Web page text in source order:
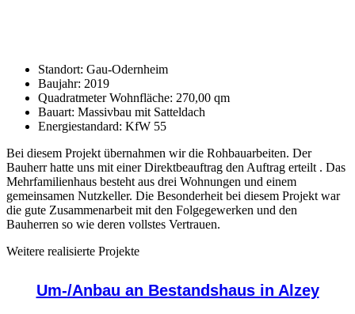
Standort: Gau-Odernheim
Baujahr: 2019
Quadratmeter Wohnfläche: 270,00 qm
Bauart: Massivbau mit Satteldach
Energiestandard: KfW 55
Bei diesem Projekt übernahmen wir die Rohbauarbeiten. Der
Bauherr hatte uns mit einer Direktbeauftrag den Auftrag erteilt . Das
Mehrfamilienhaus besteht aus drei Wohnungen und einem
gemeinsamen Nutzkeller. Die Besonderheit bei diesem Projekt war
die gute Zusammenarbeit mit den Folgegewerken und den
Bauherren so wie deren vollstes Vertrauen.
Weitere realisierte Projekte
Um-/Anbau an Bestandshaus in Alzey